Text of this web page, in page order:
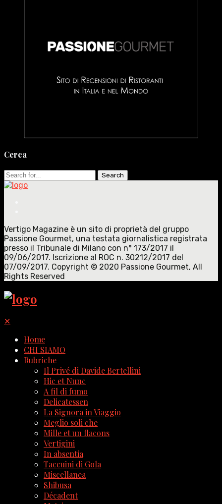
Cerca
Search
for:
Vertigo Magazine è un sito di proprietà del gruppo
Passione Gourmet, una testata giornalistica registrata
presso il Tribunale di Milano con n° 173/2017 il
09/06/2017. Iscrizione al ROC n. 30212/2017 del
07/09/2017. Copyright © 2020 Passione Gourmet, All
Rights Reserved
✕
Home
CHI SIAMO
Rubriche
Il Privé di Davide Bertellini
Hic et Nunc
A fil di fumo
Delicatessen
La Signora in Viaggio
Meglio soli che
Mille et un flacons
Vertigini
In absentia
Taccuini di Gola
Miscellanea
Shibusa
Décadent